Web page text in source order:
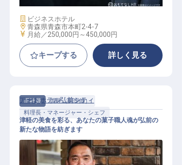
施設業態
ビジネスホテル
勤務地
青森県青森市本町2-4-7
給与
月給／250,000円～450,000円
キープする 詳しく見る
正社員
調理（調理師）
料理長・マネージャー・シェフ
アートホテル弘前シティ
津軽の美食を彩る、あなたの菓子職人魂が弘前の
新たな物語を紡ぎます